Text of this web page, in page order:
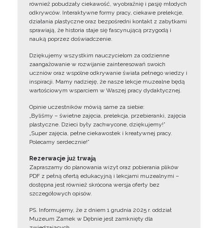
również pobudzały ciekawość, wyobraźnię i pasję młodych
odkrywców. Interaktywne formy pracy, ciekawe prelekcje,
działania plastyczne oraz bezpośredni kontakt z zabytkami
sprawiają, że historia staje się fascynującą przygodą i
nauką poprzez doświadczenie.
Dziękujemy wszystkim nauczycielom za codzienne
zaangażowanie w rozwijanie zainteresowań swoich
uczniów oraz wspólne odkrywanie świata pełnego wiedzy i
inspiracji. Mamy nadzieję, że nasze lekcje muzealne będą
wartościowym wsparciem w Waszej pracy dydaktycznej.
Opinie uczestników mówią same za siebie:
„Byliśmy – świetne zajęcia, prelekcja, przebieranki, zajęcia
plastyczne. Dzieci były zachwycone, dziękujemy!”
„Super zajęcia, pełne ciekawostek i kreatywnej pracy.
Polecamy serdecznie!”
Rezerwacje już trwają
Zapraszamy do planowania wizyt oraz pobierania plików
PDF z pełną ofertą edukacyjną i lekcjami muzealnymi –
dostępna jest również skrócona wersja oferty bez
szczegółowych opisów.
PS. Informujemy, że z dniem 1 grudnia 2025 r. oddział
Muzeum Zamek w Dębnie jest zamknięty dla